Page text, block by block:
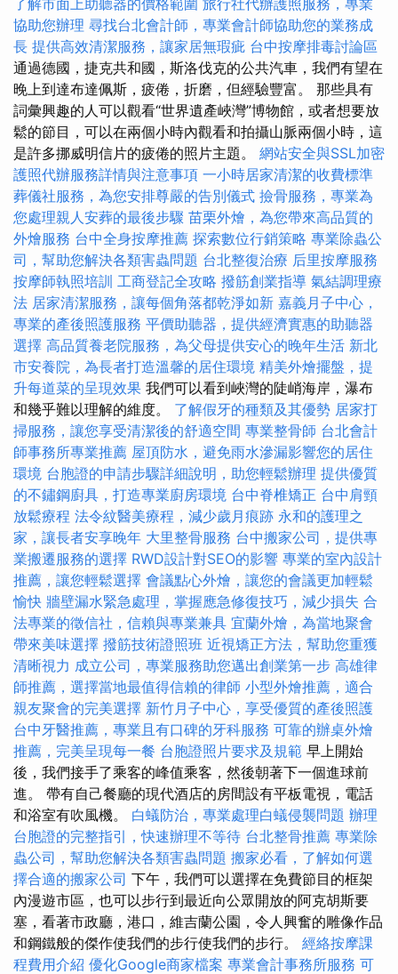
了解市面上助聽器的價格範圍 旅行社代辦護照服務，專業
協助您辦理 尋找台北會計師，專業會計師協助您的業務成
長 提供高效清潔服務，讓家居無瑕疵 台中按摩排毒討論區
通過德國，捷克共和國，斯洛伐克的公共汽車，我們有望在
晚上到達布達佩斯，疲倦，折磨，但經驗豐富。 那些具有
詞彙興趣的人可以觀看“世界遺產峽灣”博物館，或者想要放
鬆的節目，可以在兩個小時內觀看和拍攝山脈兩個小時，這
是許多挪威明信片的疲倦的照片主題。 網站安全與SSL加密
護照代辦服務詳情與注意事項 一小時居家清潔的收費標準
葬儀社服務，為您安排尊嚴的告別儀式 撿骨服務，專業為
您處理親人安葬的最後步驟 苗栗外燴，為您帶來高品質的
外燴服務 台中全身按摩推薦 探索數位行銷策略 專業除蟲公
司，幫助您解決各類害蟲問題 台北整復治療 后里按摩服務
按摩師執照培訓 工商登記全攻略 撥筋創業指導 氣結調理療
法 居家清潔服務，讓每個角落都乾淨如新 嘉義月子中心，
專業的產後照護服務 平價助聽器，提供經濟實惠的助聽器
選擇 高品質養老院服務，為父母提供安心的晚年生活 新北
市安養院，為長者打造溫馨的居住環境 精美外燴擺盤，提
升每道菜的呈現效果 我們可以看到峽灣的陡峭海岸，瀑布
和幾乎難以理解的維度。 了解假牙的種類及其優勢 居家打
掃服務，讓您享受清潔後的舒適空間 專業整骨師 台北會計
師事務所專業推薦 屋頂防水，避免雨水滲漏影響您的居住
環境 台胞證的申請步驟詳細說明，助您輕鬆辦理 提供優質
的不鏽鋼廚具，打造專業廚房環境 台中脊椎矯正 台中肩頸
放鬆療程 法令紋醫美療程，減少歲月痕跡 永和的護理之
家，讓長者安享晚年 大里整骨服務 台中搬家公司，提供專
業搬遷服務的選擇 RWD設計對SEO的影響 專業的室內設計
推薦，讓您輕鬆選擇 會議點心外燴，讓您的會議更加輕鬆
愉快 牆壁漏水緊急處理，掌握應急修復技巧，減少損失 合
法專業的徵信社，信賴與專業兼具 宜蘭外燴，為當地聚會
帶來美味選擇 撥筋技術證照班 近視矯正方法，幫助您重獲
清晰視力 成立公司，專業服務助您邁出創業第一步 高雄律
師推薦，選擇當地最值得信賴的律師 小型外燴推薦，適合
親友聚會的完美選擇 新竹月子中心，享受優質的產後照護
台中牙醫推薦，專業且有口碑的牙科服務 可靠的辦桌外燴
推薦，完美呈現每一餐 台胞證照片要求及規範 早上開始
後，我們接手了乘客的峰值乘客，然後朝著下一個進球前
進。 帶有自己餐廳的現代酒店的房間設有平板電視，電話
和浴室有吹風機。 白蟻防治，專業處理白蟻侵襲問題 辦理
台胞證的完整指引，快速辦理不等待 台北整骨推薦 專業除
蟲公司，幫助您解決各類害蟲問題 搬家必看，了解如何選
擇合適的搬家公司 下午，我們可以選擇在免費節目的框架
內漫遊市區，也可以步行到最近向公眾開放的阿克胡斯要
塞，看著市政廳，港口，維吉蘭公園，令人興奮的雕像作品
和鋼鐵般的傑作使我們的步行使我們的步行。 經絡按摩課
程費用介紹 優化Google商家檔案 專業會計事務所服務 可